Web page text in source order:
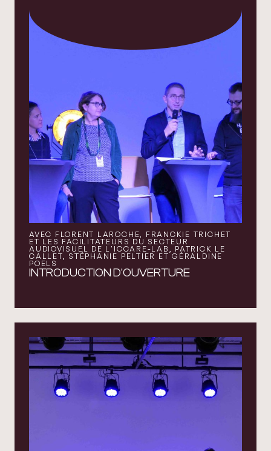
AVEC FLORENT LAROCHE, FRANCKIE TRICHET
ET LES FACILITATEURS DU SECTEUR
AUDIOVISUEL DE L'ICCARE-LAB, PATRICK LE
CALLET, STÉPHANIE PELTIER ET GÉRALDINE
POELS
INTRODUCTION D'OUVERTURE